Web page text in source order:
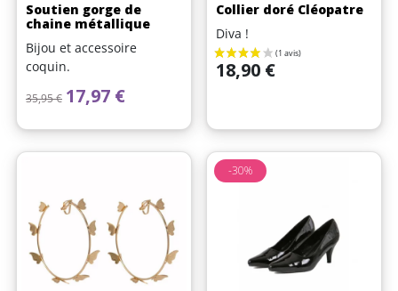
Soutien gorge de
chaine métallique
Bijou et accessoire
coquin.
Prix de base
35,95 € Prix
17,97 €
Collier doré Cléopatre
Diva !
Prix
18,90 €
-30%